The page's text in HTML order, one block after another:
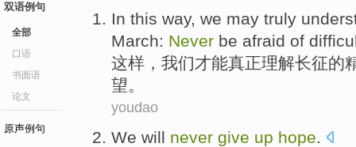
双语例句
全部
口语
书面语
论文
原声例句
In this way, we may truly
March: Never be afraid of
这样，我们才能真正理解长征的
望。
youdao
We will never give up hope.